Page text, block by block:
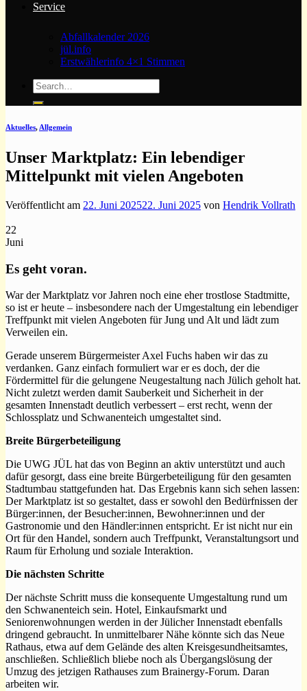
Service
Abfallkalender 2026
jül.info
Erstwählerinfo 4×1 Stimmen
Aktuelles, Allgemein
Unser Marktplatz: Ein lebendiger
Mittelpunkt mit vielen Angeboten
Veröffentlicht am 22. Juni 202522. Juni 2025 von Hendrik Vollrath
22
Juni
Es geht voran.
War der Marktplatz vor Jahren noch eine eher trostlose Stadtmitte,
so ist er heute – insbesondere nach der Umgestaltung ein lebendiger
Treffpunkt mit vielen Angeboten für Jung und Alt und lädt zum
Verweilen ein.
Gerade unserem Bürgermeister Axel Fuchs haben wir das zu
verdanken. Ganz einfach formuliert war er es doch, der die
Fördermittel für die gelungene Neugestaltung nach Jülich geholt hat.
Nicht zuletzt werden damit Sauberkeit und Sicherheit in der
gesamten Innenstadt deutlich verbessert – erst recht, wenn der
Schlossplatz und Schwanenteich umgestaltet sind.
Breite Bürgerbeteiligung
Die UWG JÜL hat das von Beginn an aktiv unterstützt und auch
dafür gesorgt, dass eine breite Bürgerbeteiligung für den gesamten
Stadtumbau stattgefunden hat. Das Ergebnis kann sich sehen lassen:
Der Marktplatz ist so gestaltet, dass er sowohl den Bedürfnissen der
Bürger:innen, der Besucher:innen, Bewohner:innen und der
Gastronomie und den Händler:innen entspricht. Er ist nicht nur ein
Ort für den Handel, sondern auch Treffpunkt, Veranstaltungsort und
Raum für Erholung und soziale Interaktion.
Die nächsten Schritte
Der nächste Schritt muss die konsequente Umgestaltung rund um
den Schwanenteich sein. Hotel, Einkaufsmarkt und
Seniorenwohnungen werden in der Jülicher Innenstadt ebenfalls
dringend gebraucht. In unmittelbarer Nähe könnte sich das Neue
Rathaus, etwa auf dem Gelände des alten Kreisgesundheitsamtes,
anschließen. Schließlich bliebe noch als Übergangslösung der
Umzug des jetzigen Rathauses zum Brainergy-Forum. Daran
arbeiten wir.